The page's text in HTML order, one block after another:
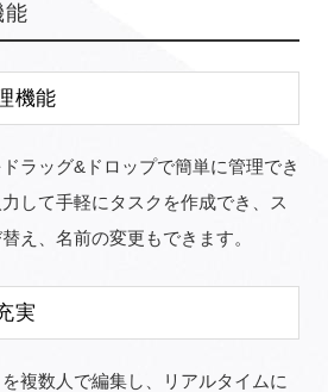
能
機能
ラッグ&ドロップで簡単に管理でき
して手軽にタスクを作成でき、ス
え、名前の変更もできます。
実
複数人で編集し、リアルタイムに